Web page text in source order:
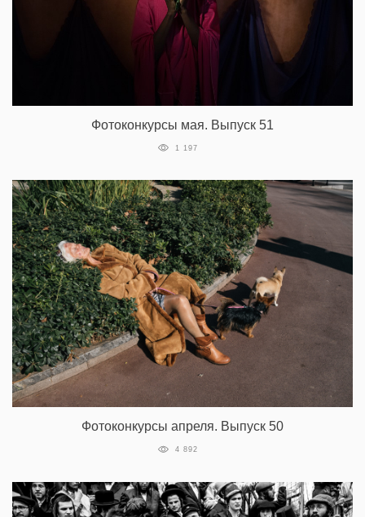
Фотоконкурсы мая. Выпуск 51
1 197
Фотоконкурсы апреля. Выпуск 50
4 892